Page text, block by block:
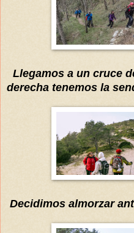
Llegamos a un cruce
derecha tenemos la s
Decidimos almorzar